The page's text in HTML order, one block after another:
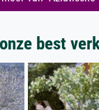
best